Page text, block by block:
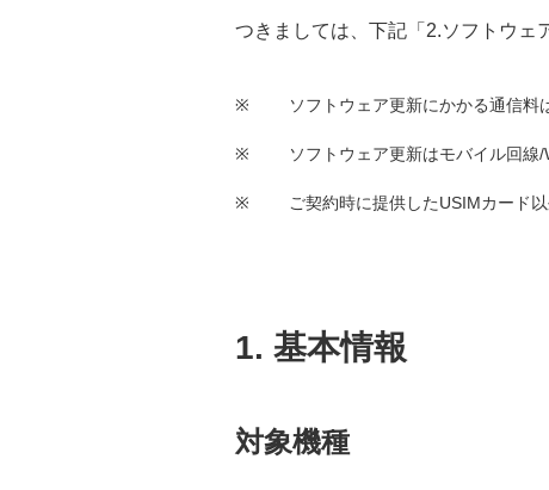
つきましては、下記 「2.ソフトウェ
※ ソフトウェア更新にかかる通信料
※ ソフトウェア更新はモバイル回線
※ ご契約時に提供したUSIMカード
1. 基本情報
対象機種